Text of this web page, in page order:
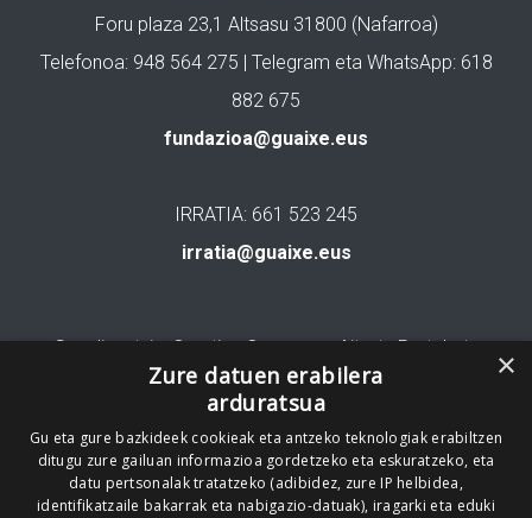
Foru plaza 23,1 Altsasu 31800 (Nafarroa)
Telefonoa: 948 564 275 | Telegram eta WhatsApp: 618
882 675
fundazioa@guaixe.eus
IRRATIA: 661 523 245
irratia@guaixe.eus
Gure lizentzia: Creative Commons Aitortu Partekatu
Codesyntaxek garatua
×
Zure datuen erabilera
arduratsua
Gu eta gure bazkideek cookieak eta antzeko teknologiak erabiltzen
ditugu zure gailuan informazioa gordetzeko eta eskuratzeko, eta
datu pertsonalak tratatzeko (adibidez, zure IP helbidea,
identifikatzaile bakarrak eta nabigazio-datuak), iragarki eta eduki